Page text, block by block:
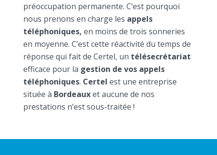
préoccupation permanente. C’est pourquoi
nous prenons en charge les appels
téléphoniques, en moins de trois sonneries
en moyenne. C’est cette réactivité du temps de
réponse qui fait de Certel, un télésecrétariat
efficace pour la gestion de vos appels
téléphoniques. Certel est une entreprise
située à Bordeauxet aucune de nos
prestations n’est sous-traitée !